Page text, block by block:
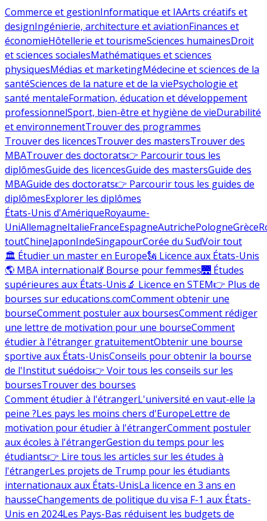
Commerce et gestionInformatique et IAArts créatifs et
designIngénierie, architecture et aviationFinances et
économieHôtellerie et tourismeSciences humainesDroit
et sciences socialesMathématiques et sciences
physiquesMédias et marketingMédecine et sciences de la
santéSciences de la nature et de la viePsychologie et
santé mentaleFormation, éducation et développement
professionnelSport, bien-être et hygiène de vieDurabilité
et environnementTrouver des programmes
Trouver des licencesTrouver des mastersTrouver des
MBATrouver des doctorats👉 Parcourir tous les
diplômesGuide des licencesGuide des mastersGuide des
MBAGuide des doctorats👉 Parcourir tous les guides de
diplômesExplorer les diplômes
États-Unis d'AmériqueRoyaume-
UniAllemagneItalieFranceEspagneAutrichePologneGrèce
toutChineJaponIndeSingapourCorée du SudVoir tout
🏛 Étudier un master en Europe🗽 Licence aux États-Unis
🌎 MBA international💃 Bourse pour femmes🌉 Études
supérieures aux États-Unis🔬 Licence en STEM👉 Plus de
bourses sur educations.comComment obtenir une
bourseComment postuler aux boursesComment rédiger
une lettre de motivation pour une bourseComment
étudier à l'étranger gratuitementObtenir une bourse
sportive aux États-UnisConseils pour obtenir la bourse
de l'Institut suédois👉 Voir tous les conseils sur les
boursesTrouver des bourses
Comment étudier à l'étrangerL'université en vaut-elle la
peine ?Les pays les moins chers d'EuropeLettre de
motivation pour étudier à l'étrangerComment postuler
aux écoles à l'étrangerGestion du temps pour les
étudiants👉 Lire tous les articles sur les études à
l'étrangerLes projets de Trump pour les étudiants
internationaux aux États-UnisLa licence en 3 ans en
hausseChangements de politique du visa F-1 aux États-
Unis en 2024Les Pays-Bas réduisent les budgets de